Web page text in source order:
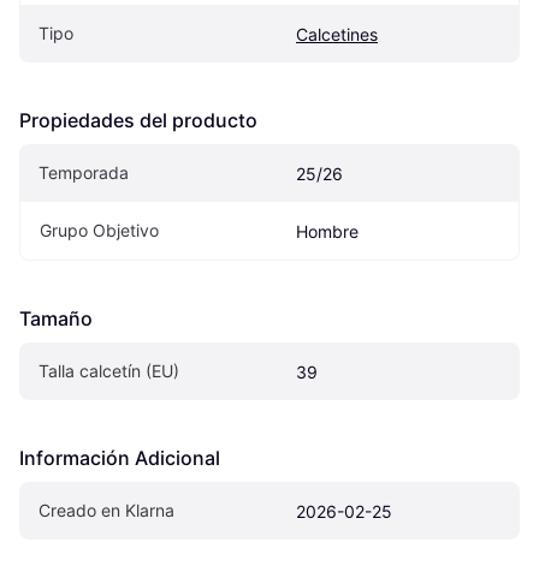
Tipo Calcetines
Propiedades del producto
Temporada 25/26
Grupo Objetivo Hombre
Tamaño
Talla calcetín (EU) 39
Información Adicional
Creado en Klarna 2026-02-25